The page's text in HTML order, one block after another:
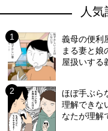
人
義母の便利
まる妻と娘
屋扱いする
ほぼ手ぶら
理解できな
なたが理解